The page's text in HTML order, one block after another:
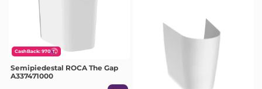
CashBack: 970
Semipiedestal ROCA The Gap
A337471000